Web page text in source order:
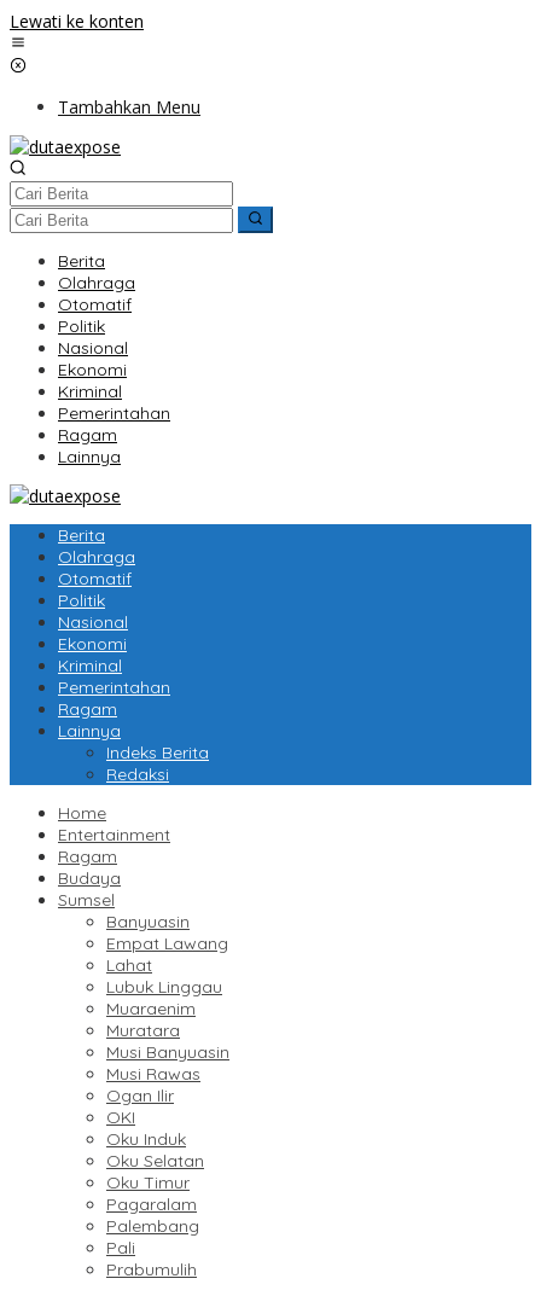
Lewati ke konten
Tambahkan Menu
Berita
Olahraga
Otomatif
Politik
Nasional
Ekonomi
Kriminal
Pemerintahan
Ragam
Lainnya
Berita
Olahraga
Otomatif
Politik
Nasional
Ekonomi
Kriminal
Pemerintahan
Ragam
Lainnya
Indeks Berita
Redaksi
Home
Entertainment
Ragam
Budaya
Sumsel
Banyuasin
Empat Lawang
Lahat
Lubuk Linggau
Muaraenim
Muratara
Musi Banyuasin
Musi Rawas
Ogan Ilir
OKI
Oku Induk
Oku Selatan
Oku Timur
Pagaralam
Palembang
Pali
Prabumulih